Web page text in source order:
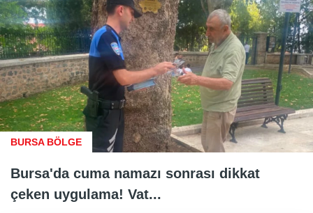
BURSA BÖLGE
Bursa'da cuma namazı sonrası dikkat
çeken uygulama! Vat...